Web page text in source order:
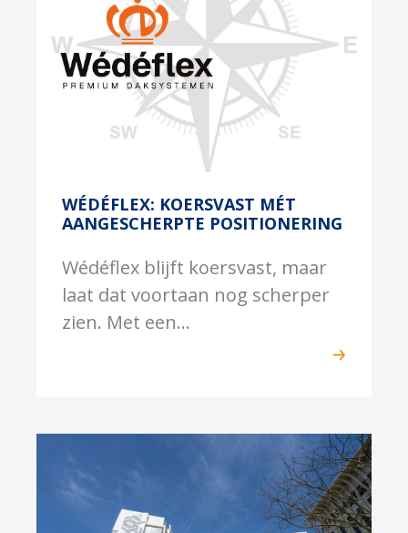
WÉDÉFLEX: KOERSVAST MÉT
AANGESCHERPTE POSITIONERING
Wédéflex blijft koersvast, maar
laat dat voortaan nog scherper
zien. Met een...